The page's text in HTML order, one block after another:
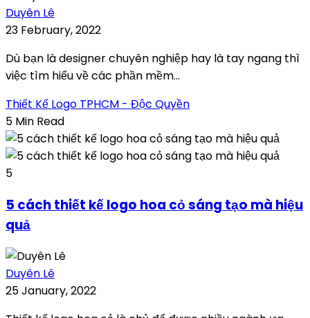
Duyên Lê
23 February, 2022
Dù bạn là designer chuyên nghiệp hay là tay ngang thì
việc tìm hiểu về các phần mềm...
Thiết Kế Logo TPHCM - Độc Quyền
5 Min Read
5
5 cách thiết kế logo hoa cỏ sáng tạo mà hiệu
quả
Duyên Lê
25 January, 2022